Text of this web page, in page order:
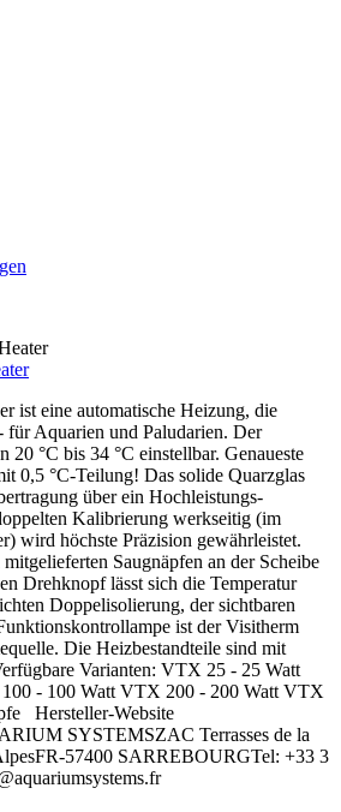
ist eine automatische Heizung, die
für Aquarien und Paludarien. Der
20 °C bis 34 °C einstellbar. Genaueste
0,5 °C-Teilung! Das solide Quarzglas
über ein Hochleistungs-
Kalibrierung werkseitig (im
wird höchste Präzision gewährleistet.
Saugnäpfen an der Scheibe
Drehknopf lässt sich die Temperatur
Doppelisolierung, der sichtbaren
ist der Visitherm
Die Heizbestandteile sind mit
Varianten: VTX 25 - 25 Watt
- 100 Watt VTX 200 - 200 Watt VTX
Hersteller-Website
SYSTEMSZAC Terrasses de la
57400 SARREBOURGTel: +33 3